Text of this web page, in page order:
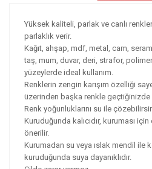
Yüksek kaliteli, parlak ve canlı
parlaklık verir.
Kağıt, ahşap, mdf, metal, cam,
taş, mum, duvar, deri, strafor,
yüzeylerde ideal kullanım.
Renklerin zengin karışım özelliği
üzerinden başka renkle geçtiğinizde
Renk yoğunluklarını su ile
Kuruduğunda kalıcıdır, kuruması
önerilir.
Kurumadan su veya ıslak mendil ile
kuruduğunda suya dayanıklıdır.